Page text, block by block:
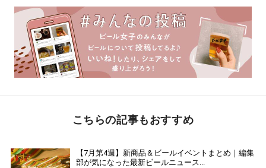
こちらの記事もおすすめ
【7月第4週】新商品＆ビールイベントまとめ｜編集
部が気になった最新ビールニュース...